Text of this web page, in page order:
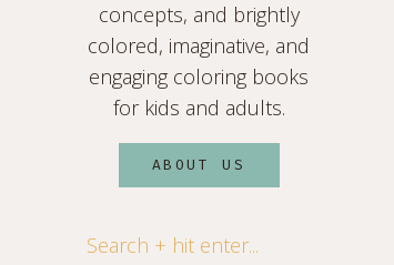
concepts, and brightly
colored, imaginative, and
engaging coloring books
for kids and adults.
ABOUT US
Search